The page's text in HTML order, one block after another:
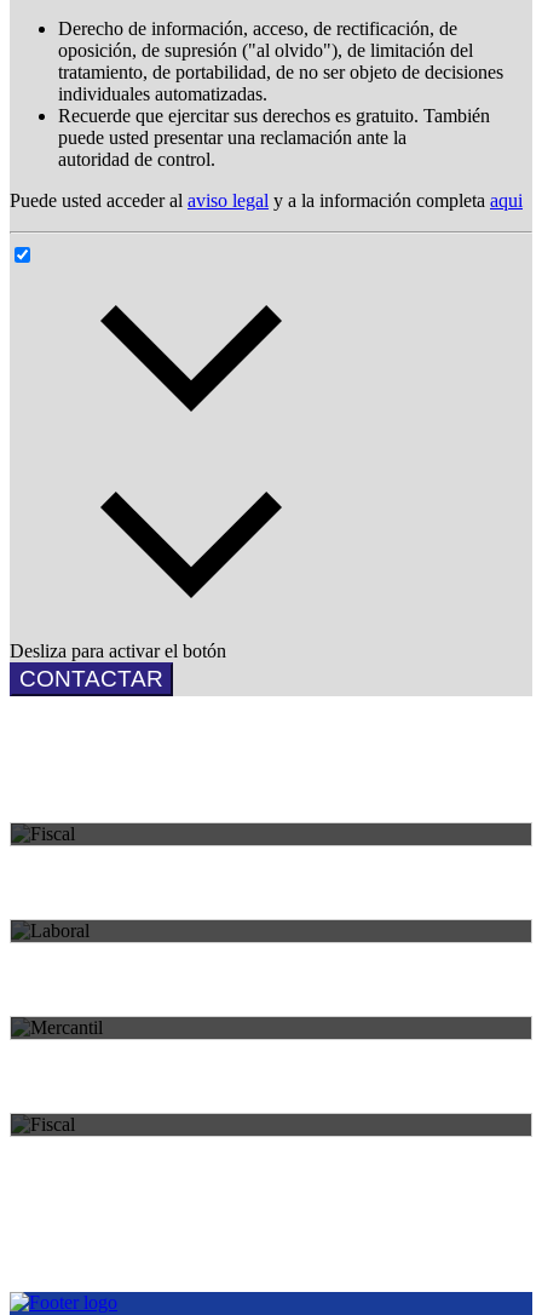
Derecho de información, acceso, de rectificación, de
oposición, de supresión ("al olvido"), de limitación del
tratamiento, de portabilidad, de no ser objeto de decisiones
individuales automatizadas.
Recuerde que ejercitar sus derechos es gratuito. También
puede usted presentar una reclamación ante la
autoridad de control.
Puede usted acceder al aviso legal y a la información completa aqui
Desliza para activar el botón
CONTACTAR
Áreas de práctica